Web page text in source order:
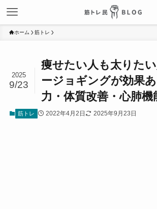
ホーム 筋トレ
痩せたい人も太りた
ージョギングが効果
力・体質改善・心肺機
2025
9/23
筋トレ 2022年4月2日 2025年9月23日